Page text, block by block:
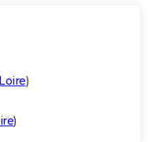
)
)